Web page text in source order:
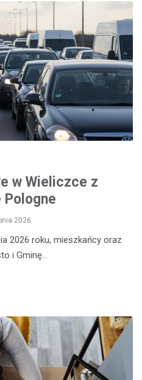
w Wieliczce z
Pologne
2026
2026 roku, mieszkańcy oraz
i Gminę…